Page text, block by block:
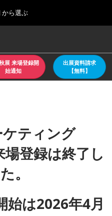
から選ぶ
ト/Tokyo Big Sight
京
日
ト/Tokyo Big Sight
東京
ト/Tokyo Big Sight
た
展 来場登録開
始通知
出展資料請求
【無料】
ティング
場登録は終了し
。
始は2026年4月